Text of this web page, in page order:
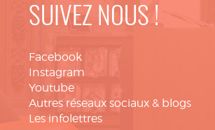
SUIVEZ NOUS !
Facebook
Instagram
Youtube
Autres réseaux sociaux & blogs
Les infolettres